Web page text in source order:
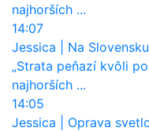
najhorších ...
14:07
Jessica
Na Slovensku
„Strata peňazí kvôli
najhorších ...
14:05
Jessica
Oprava svetlometov by